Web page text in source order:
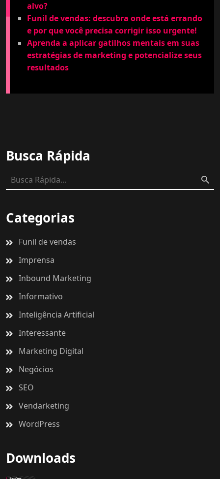
alvo?
Funil de vendas: descubra onde está errando
e por que você precisa corrigir isso urgente!
Aprenda a aplicar gatilhos mentais em suas
estratégias de marketing e potencialize seus
resultados
Busca Rápida
Categorias
Funil de vendas
Imprensa
Inbound Marketing
Informativo
Inteligência Artificial
Interessante
Marketing Digital
Negócios
SEO
Vendarketing
WordPress
Downloads